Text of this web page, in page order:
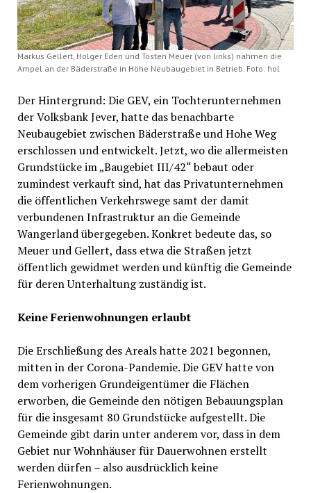
Markus Gellert, Holger Eden und Tosten Meuer (von links) nahmen die
Ampel an der Bäderstraße in Höhe Neubaugebiet in Betrieb. Foto: hol
Der Hintergrund: Die GEV, ein Tochterunternehmen
der Volksbank Jever, hatte das benachbarte
Neubaugebiet zwischen Bäderstraße und Hohe Weg
erschlossen und entwickelt. Jetzt, wo die allermeisten
Grundstücke im „Baugebiet III/42“ bebaut oder
zumindest verkauft sind, hat das Privatunternehmen
die öffentlichen Verkehrswege samt der damit
verbundenen Infrastruktur an die Gemeinde
Wangerland übergegeben. Konkret bedeute das, so
Meuer und Gellert, dass etwa die Straßen jetzt
öffentlich gewidmet werden und künftig die Gemeinde
für deren Unterhaltung zuständig ist.
Keine Ferienwohnungen erlaubt
Die Erschließung des Areals hatte 2021 begonnen,
mitten in der Corona-Pandemie. Die GEV hatte von
dem vorherigen Grundeigentümer die Flächen
erworben, die Gemeinde den nötigen Bebauungsplan
für die insgesamt 80 Grundstücke aufgestellt. Die
Gemeinde gibt darin unter anderem vor, dass in dem
Gebiet nur Wohnhäuser für Dauerwohnen erstellt
werden dürfen – also ausdrücklich keine
Ferienwohnungen.